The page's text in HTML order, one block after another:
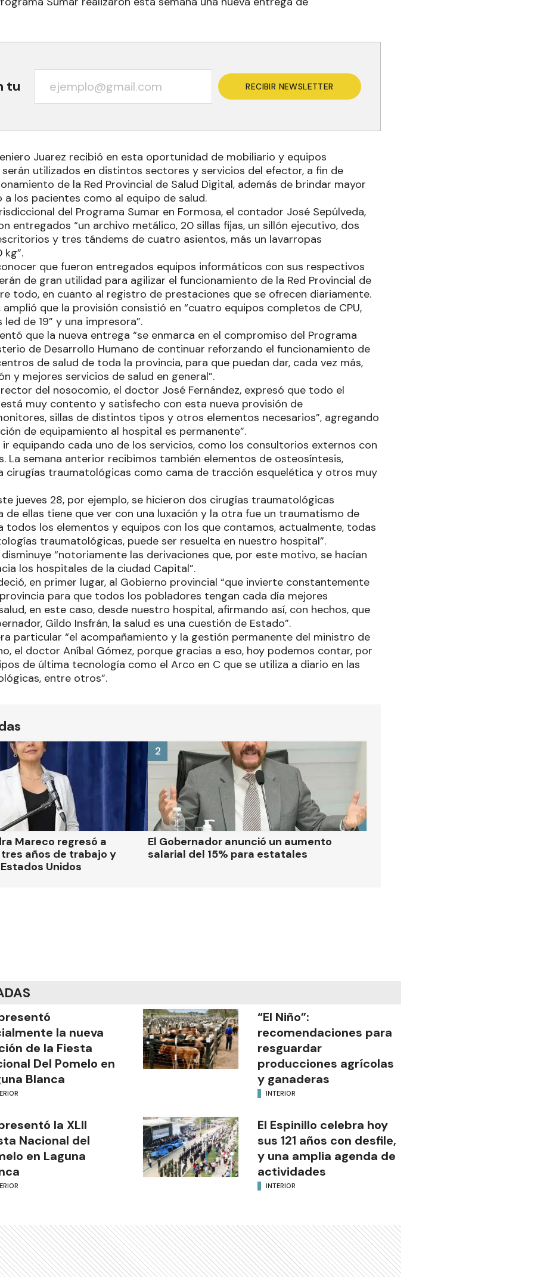
tu RECIBIR NEWSLETTER
Juarez recibió en esta oportunidad de mobiliario y equipos
utilizados en distintos sectores y servicios del efector, a fin de
de la Red Provincial de Salud Digital, además de brindar mayor
los pacientes como al equipo de salud.
del Programa Sumar en Formosa, el contador José Sepúlveda,
entregados “un archivo metálico, 20 sillas fijas, un sillón ejecutivo, dos
y tres tándems de cuatro asientos, más un lavarropas
que fueron entregados equipos informáticos con sus respectivos
de gran utilidad para agilizar el funcionamiento de la Red Provincial de
todo, en cuanto al registro de prestaciones que se ofrecen diariamente.
que la provisión consistió en “cuatro equipos completos de CPU,
de 19” y una impresora”.
que la nueva entrega “se enmarca en el compromiso del Programa
de Desarrollo Humano de continuar reforzando el funcionamiento de
de salud de toda la provincia, para que puedan dar, cada vez más,
y mejores servicios de salud en general”.
del nosocomio, el doctor José Fernández, expresó que todo el
muy contento y satisfecho con esta nueva provisión de
sillas de distintos tipos y otros elementos necesarios”, agregando
de equipamiento al hospital es permanente”.
ir equipando cada uno de los servicios, como los consultorios externos con
La semana anterior recibimos también elementos de osteosíntesis,
cirugías traumatológicas como cama de tracción esquelética y otros muy
jueves 28, por ejemplo, se hicieron dos cirugías traumatológicas
de ellas tiene que ver con una luxación y la otra fue un traumatismo de
todos los elementos y equipos con los que contamos, actualmente, todas
traumatológicas, puede ser resuelta en nuestro hospital”.
“notoriamente las derivaciones que, por este motivo, se hacían
los hospitales de la ciudad Capital”.
en primer lugar, al Gobierno provincial “que invierte constantemente
para que todos los pobladores tengan cada día mejores
en este caso, desde nuestro hospital, afirmando así, con hechos, que
Gildo Insfrán, la salud es una cuestión de Estado”.
particular “el acompañamiento y la gestión permanente del ministro de
el doctor Aníbal Gómez, porque gracias a eso, hoy podemos contar, por
de última tecnología como el Arco en C que se utiliza a diario en las
entre otros”.
Mareco regresó a
años de trabajo y
Unidos
El Gobernador anunció un aumento
salarial del 15% para estatales
2
la nueva
de la Fiesta
Del Pomelo en
Blanca
“El Niño”:
recomendaciones para
resguardar
producciones agrícolas
y ganaderas
INTERIOR
la XLII
Nacional del
en Laguna
El Espinillo celebra hoy
sus 121 años con desfile,
y una amplia agenda de
actividades
INTERIOR